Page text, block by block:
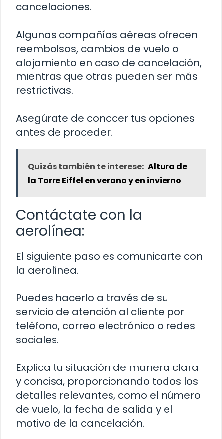
cancelaciones.
Algunas compañías aéreas ofrecen
reembolsos, cambios de vuelo o
alojamiento en caso de cancelación,
mientras que otras pueden ser más
restrictivas.
Asegúrate de conocer tus opciones
antes de proceder.
Quizás también te interese: Altura de
la Torre Eiffel en verano y en invierno
Contáctate con la
aerolínea:
El siguiente paso es comunicarte con
la aerolínea.
Puedes hacerlo a través de su
servicio de atención al cliente por
teléfono, correo electrónico o redes
sociales.
Explica tu situación de manera clara
y concisa, proporcionando todos los
detalles relevantes, como el número
de vuelo, la fecha de salida y el
motivo de la cancelación.